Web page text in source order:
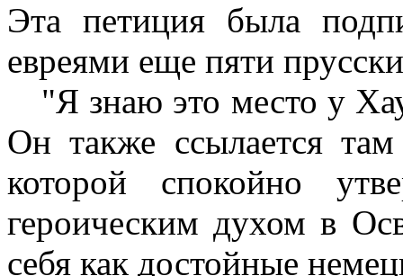
Эта петиция была
евреями еще пяти
"Я знаю это место у
Он также ссылается
которой спокойно
героическим духом в
себя как достойные